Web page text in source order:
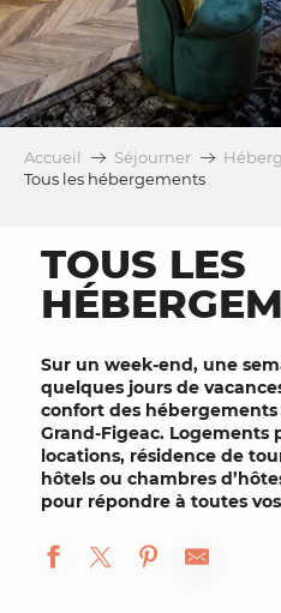
Accueil Séjourner
Tous les hébergements
TOUS LES
Sur un week-end, une
quelques jours de
confort des
Grand-Figeac. Logements
locations, résidence de
hôtels ou chambres
pour répondre à toutes